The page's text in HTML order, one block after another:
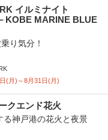
イルミナイト
KOBE MARINE BLUE
り気分！
(月)～8月31日(月)
クエンド花火
る神戸港の花火と夜景